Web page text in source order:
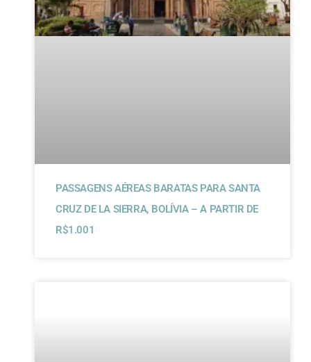
PASSAGENS AÉREAS BARATAS PARA SANTA
CRUZ DE LA SIERRA, BOLÍVIA – A PARTIR DE
R$1.001